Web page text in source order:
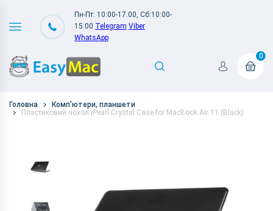
Пн-Пт: 10:00-17:00, Сб:10:00-
15:00 Telegram Viber
WhatsApp
0
Головна
Комп'ютери, планшети
Пластиковий чохол iPearl Crystal Case for MacBook Air 11 (Black)